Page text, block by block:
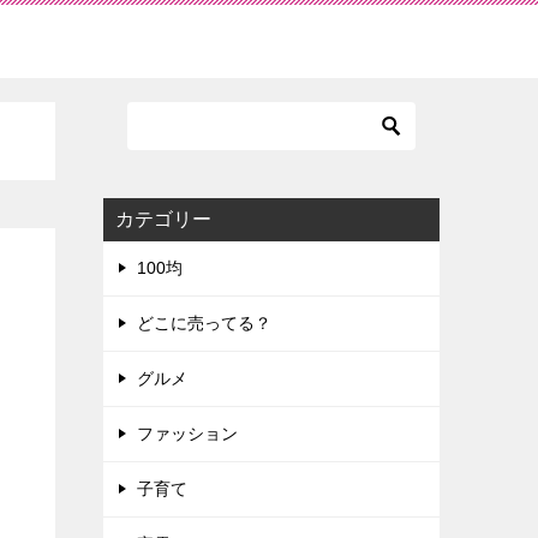
カテゴリー
100均
どこに売ってる？
グルメ
ファッション
子育て